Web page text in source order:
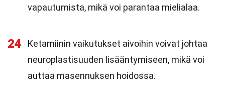
vapautumista, mikä voi parantaa mielialaa.
24
Ketamiinin vaikutukset aivoihin voivat johtaa
neuroplastisuuden lisääntymiseen, mikä voi
auttaa masennuksen hoidossa.